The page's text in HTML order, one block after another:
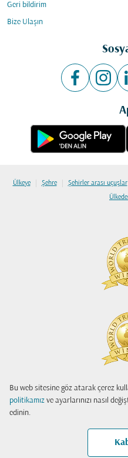
Bu web sitesine göz atarak çerez
politikamız ve ayarlarınızı nasıl
edinin.
Geri bildirim
Bize Ulaşın
Ülkeye | Şehre | Şehirler arası uçuşlar